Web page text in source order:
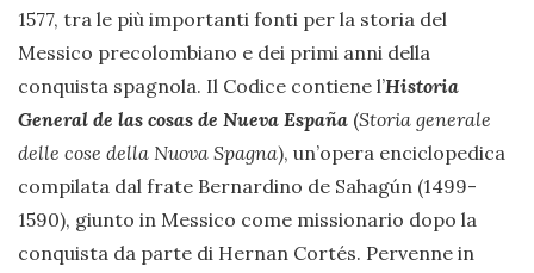
1577, tra le più importanti fonti per la storia del
Messico precolombiano e dei primi anni della
conquista spagnola. Il Codice contiene l’Historia
General de las cosas de Nueva España (Storia generale
delle cose della Nuova Spagna), un’opera enciclopedica
compilata dal frate Bernardino de Sahagún (1499-
1590), giunto in Messico come missionario dopo la
conquista da parte di Hernan Cortés. Pervenne in